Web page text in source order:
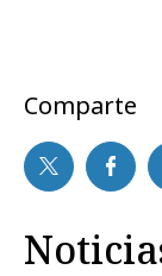
Comparte